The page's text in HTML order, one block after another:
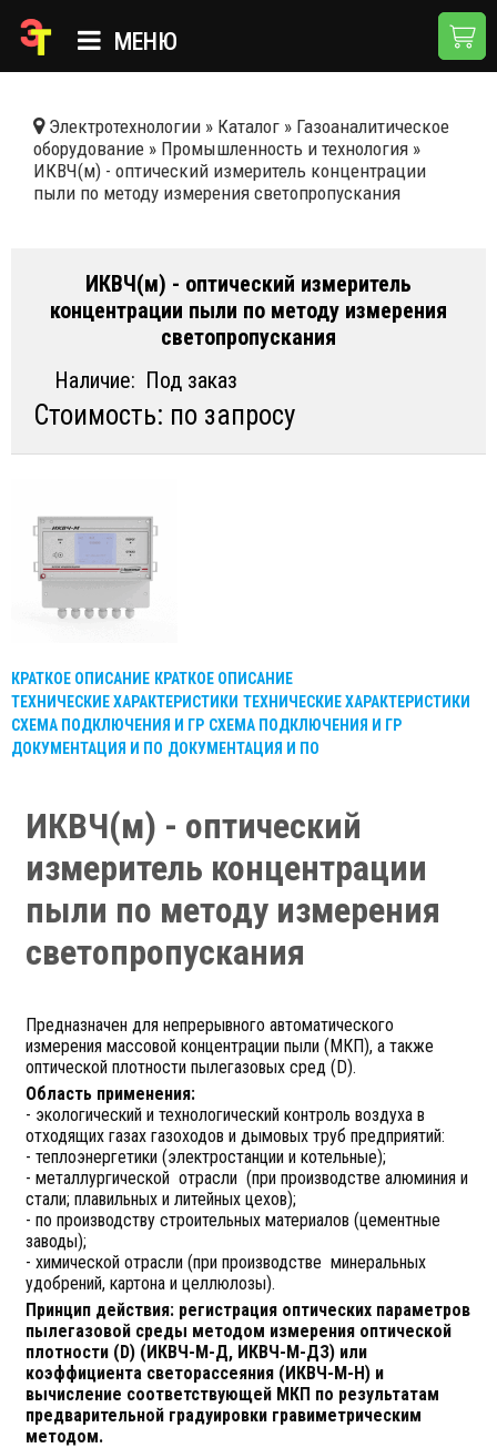
МЕНЮ
КАТАЛОГ
О КОМПАНИИ
НОВОСТИ
ДОСТАВКА И ОПЛАТА
КОНТАКТЫ
Электротехнологии » Каталог » Газоаналитическое
оборудование » Промышленность и технология »
ИКВЧ(м) - оптический измеритель концентрации
пыли по методу измерения светопропускания
ИКВЧ(м) - оптический измеритель
концентрации пыли по методу измерения
светопропускания
Наличие: Под заказ
Стоимость: по запросу
КРАТКОЕ ОПИСАНИЕ КРАТКОЕ ОПИСАНИЕ
ТЕХНИЧЕСКИЕ ХАРАКТЕРИСТИКИ ТЕХНИЧЕСКИЕ ХАРАКТЕРИСТИКИ
СХЕМА ПОДКЛЮЧЕНИЯ И ГР СХЕМА ПОДКЛЮЧЕНИЯ И ГР
ДОКУМЕНТАЦИЯ И ПО ДОКУМЕНТАЦИЯ И ПО
ИКВЧ(м) - оптический
измеритель концентрации
пыли по методу измерения
светопропускания
Предназначен для непрерывного автоматического
измерения массовой концентрации пыли (МКП), а также
оптической плотности пылегазовых сред (D).
Область применения:
- экологический и технологический контроль воздуха в
отходящих газах газоходов и дымовых труб предприятий:
- теплоэнергетики (электростанции и котельные);
- металлургической отрасли (при производстве алюминия и
стали; плавильных и литейных цехов);
- по производству строительных материалов (цементные
заводы);
- химической отрасли (при производстве минеральных
удобрений, картона и целлюлозы).
Принцип действия: регистрация оптических параметров
пылегазовой среды методом измерения оптической
плотности (D) (ИКВЧ-М-Д, ИКВЧ-М-ДЗ) или
коэффициента светорассеяния (ИКВЧ-М-Н) и
вычисление соответствующей МКП по результатам
предварительной градуировки гравиметрическим
методом.